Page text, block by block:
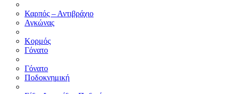
Καρπός – Αντιβράχιο
Αγκώνας
Κορμός
Γόνατο
Γόνατο
Ποδοκνημική